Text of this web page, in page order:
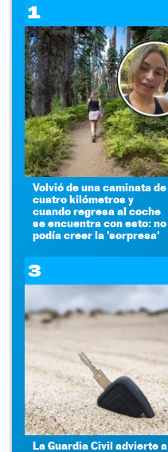
1
Volvió de una caminata de
cuatro kilómetros y
cuando regresa al coche
se encuentra con esto: no
podía creer la 'sorpresa'
3
La Guardia Civil advierte a